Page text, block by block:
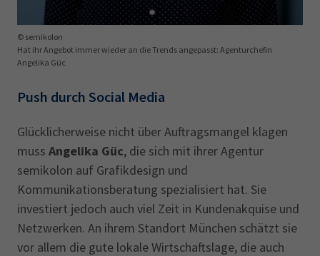
Hat ihr Angebot immer wieder an die Trends angepasst: Agenturchefin
Angelika Güc
© semikolon
Push durch Social Media
Glücklicherweise nicht über Auftragsmangel klagen
muss Angelika Güc, die sich mit ihrer Agentur
semikolon auf Grafikdesign und
Kommunikationsberatung spezialisiert hat. Sie
investiert jedoch auch viel Zeit in Kundenakquise und
Netzwerken. An ihrem Standort München schätzt sie
vor allem die gute lokale Wirtschaftslage, die auch